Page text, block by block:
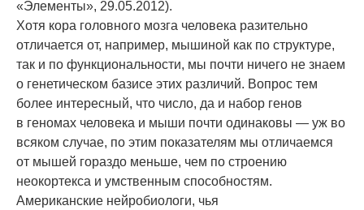
«Элементы», 29.05.2012).
Хотя кора головного мозга человека разительно
отличается от, например, мышиной как по структуре,
так и по функциональности, мы почти ничего не знаем
о генетическом базисе этих различий. Вопрос тем
более интересный, что число, да и набор генов
в геномах человека и мыши почти одинаковы — уж во
всяком случае, по этим показателям мы отличаемся
от мышей гораздо меньше, чем по строению
неокортекса и умственным способностям.
Американские нейробиологи, чья